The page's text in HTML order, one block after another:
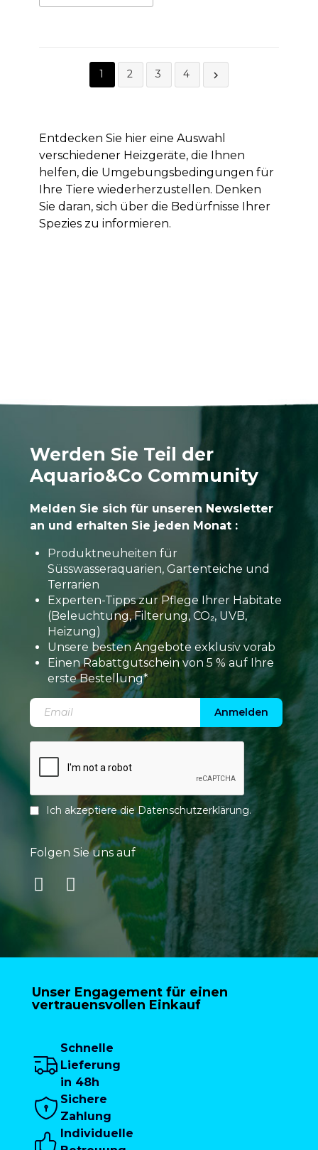
1 2 3 4 
Entdecken Sie hier eine Auswahl
verschiedener Heizgeräte, die Ihnen
helfen, die Umgebungsbedingungen für
Ihre Tiere wiederherzustellen. Denken
Sie daran, sich über die Bedürfnisse Ihrer
Spezies zu informieren.
Werden Sie Teil der
Aquario&Co Community
Melden Sie sich für unseren Newsletter
an und erhalten Sie jeden Monat :
Produktneuheiten für
Süsswasseraquarien, Gartenteiche und
Terrarien
Experten-Tipps zur Pflege Ihrer Habitate
(Beleuchtung, Filterung, CO₂, UVB,
Heizung)
Unsere besten Angebote exklusiv vorab
Einen Rabattgutschein von 5 % auf Ihre
erste Bestellung*
Anmelden
Ich akzeptiere dieDatenschutzerklärung.
Folgen Sie uns auf
Unser Engagement für einen
vertrauensvollen Einkauf
Schnelle
Lieferung
in 48h
Sichere
Zahlung
Individuelle